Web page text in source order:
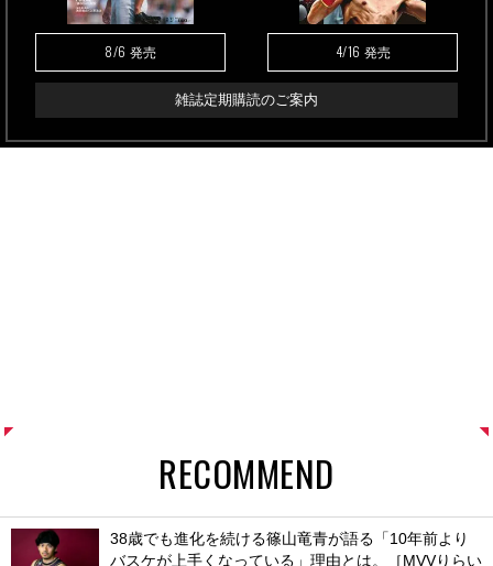
8/6 発売 4/16 発売
雑誌定期購読のご案内
RECOMMEND
38歳でも進化を続ける篠山竜青が語る「10年前より
バスケが上手くなっている」理由とは。［MVVりらい